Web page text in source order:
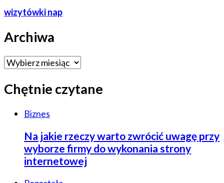
wizytówki nap
Archiwa
Archiwa
Chętnie czytane
Biznes
Na jakie rzeczy warto zwrócić uwagę przy
wyborze firmy do wykonania strony
internetowej